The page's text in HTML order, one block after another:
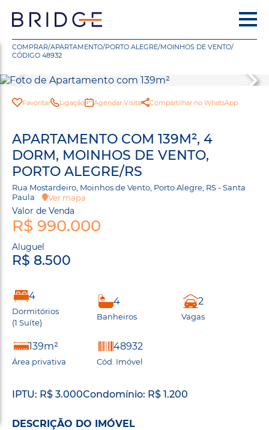
COMPRAR/APARTAMENTO/PORTO ALEGRE/MOINHOS DE VENTO/
CÓDIGO 48932
Favoritar Ligação Agendar Visita Compartilhar no WhatsApp
APARTAMENTO COM 139M², 4
DORM, MOINHOS DE VENTO,
PORTO ALEGRE/RS
Rua Mostardeiro, Moinhos de Vento, Porto Alegre, RS - Santa
Paula
Ver mapa
Valor de Venda
R$ 990.000
Aluguel
R$ 8.500
4
Dormitórios
(1 Suíte)
4
Banheiros
2
Vagas
139m²
Área privativa
48932
Cód. Imóvel
IPTU: R$ 3.000Condomínio: R$ 1.200
DESCRIÇÃO DO IMÓVEL